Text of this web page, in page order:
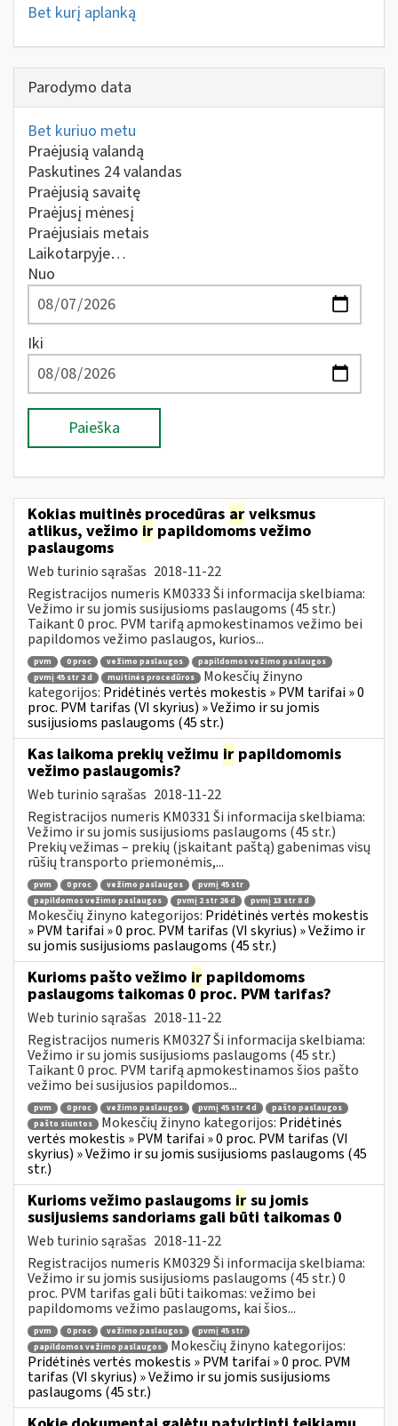
Bet kurį aplanką
Parodymo data
Bet kuriuo metu
Praėjusią valandą
Paskutines 24 valandas
Praėjusią savaitę
Praėjusį mėnesį
Praėjusiais metais
Laikotarpyje…
Nuo
Iki
Paieška
Kokias muitinės procedūras ar veiksmus
atlikus, vežimo ir papildomoms vežimo
paslaugoms
Web turinio sąrašas 2018-11-22
Registracijos numeris KM0333 Ši informacija skelbiama:
Vežimo ir su jomis susijusioms paslaugoms (45 str.)
Taikant 0 proc. PVM tarifą apmokestinamos vežimo bei
papildomos vežimo paslaugos, kurios...
pvm 0 proc vežimo paslaugos
papildomos vežimo paslaugos
pvmį 45 str 2 d
muitinės procedūros
Mokesčių žinyno
kategorijos: Pridėtinės vertės mokestis » PVM tarifai » 0
proc. PVM tarifas (VI skyrius) » Vežimo ir su jomis
susijusioms paslaugoms (45 str.)
Kas laikoma prekių vežimu ir papildomomis
vežimo paslaugomis?
Web turinio sąrašas 2018-11-22
Registracijos numeris KM0331 Ši informacija skelbiama:
Vežimo ir su jomis susijusioms paslaugoms (45 str.)
Prekių vežimas – prekių (įskaitant paštą) gabenimas visų
rūšių transporto priemonėmis,...
pvm 0 proc vežimo paslaugos
pvmį 45 str
papildomos vežimo paslaugos
pvmį 2 str 26 d pvmį 13 str 8 d
Mokesčių žinyno kategorijos: Pridėtinės vertės mokestis
» PVM tarifai » 0 proc. PVM tarifas (VI skyrius) » Vežimo ir
su jomis susijusioms paslaugoms (45 str.)
Kurioms pašto vežimo ir papildomoms
paslaugoms taikomas 0 proc. PVM tarifas?
Web turinio sąrašas 2018-11-22
Registracijos numeris KM0327 Ši informacija skelbiama:
Vežimo ir su jomis susijusioms paslaugoms (45 str.)
Taikant 0 proc. PVM tarifą apmokestinamos šios pašto
vežimo bei susijusios papildomos...
pvm 0 proc vežimo paslaugos pvmį 45 str 4 d
pašto paslaugos
pašto siuntos
Mokesčių žinyno kategorijos: Pridėtinės
vertės mokestis » PVM tarifai » 0 proc. PVM tarifas (VI
skyrius) » Vežimo ir su jomis susijusioms paslaugoms (45
str.)
Kurioms vežimo paslaugoms ir su jomis
susijusiems sandoriams gali būti taikomas 0
Web turinio sąrašas 2018-11-22
Registracijos numeris KM0329 Ši informacija skelbiama:
Vežimo ir su jomis susijusioms paslaugoms (45 str.) 0
proc. PVM tarifas gali būti taikomas: vežimo bei
papildomoms vežimo paslaugoms, kai šios...
pvm 0 proc vežimo paslaugos
pvmį 45 str
papildomos vežimo paslaugos
Mokesčių žinyno kategorijos:
Pridėtinės vertės mokestis » PVM tarifai » 0 proc. PVM
tarifas (VI skyrius) » Vežimo ir su jomis susijusioms
paslaugoms (45 str.)